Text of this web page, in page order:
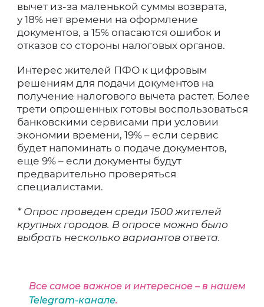
вычет из-за маленькой суммы возврата,
у 18% нет времени на оформление
документов, а 15% опасаются ошибок и
отказов со стороны налоговых органов.
Интерес жителей ПФО к цифровым
решениям для подачи документов на
получение налогового вычета растет. Более
трети опрошенных готовы воспользоваться
банковскими сервисами при условии
экономии времени, 19% – если сервис
будет напоминать о подаче документов,
еще 9% – если документы будут
предварительно проверяться
специалистами.
* Опрос проведен среди 1500 жителей
крупных городов. В опросе можно было
выбрать несколько вариантов ответа.
Все самое важное и интересное – в нашем
Telegram-канале.